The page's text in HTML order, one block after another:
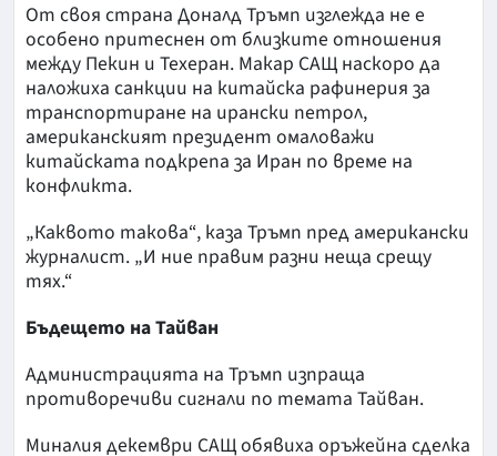
От своя страна Доналд Тръмп изглежда не е
особено притеснен от близките отношения
между Пекин и Техеран. Макар САЩ наскоро да
наложиха санкции на китайска рафинерия за
транспортиране на ирански петрол,
американският президент омаловажи
китайската подкрепа за Иран по време на
конфликта.
„Каквото такова“, каза Тръмп пред американски
журналист. „И ние правим разни неща срещу
тях.“
Бъдещето на Тайван
Администрацията на Тръмп изпраща
противоречиви сигнали по темата Тайван.
Миналия декември САЩ обявиха оръжейна сделка